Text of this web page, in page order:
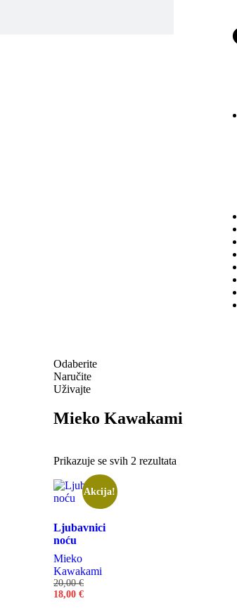
Odaberite
Naručite
Uživajte
Mieko Kawakami
Prikazuje se svih 2 rezultata
Akcija!
Ljubavnici
noću
Mieko
Kawakami
20,00€
18,00 €